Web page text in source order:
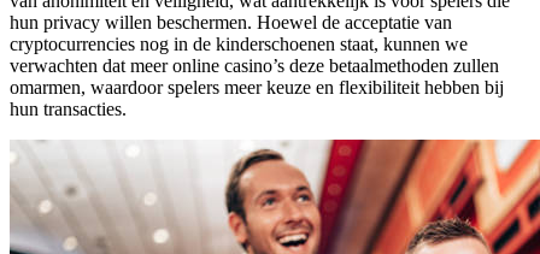
hun privacy willen beschermen. Hoewel de acceptatie van
cryptocurrencies nog in de kinderschoenen staat, kunnen we
verwachten dat meer online casino’s deze betaalmethoden zullen
omarmen, waardoor spelers meer keuze en flexibiliteit hebben bij
hun transacties.